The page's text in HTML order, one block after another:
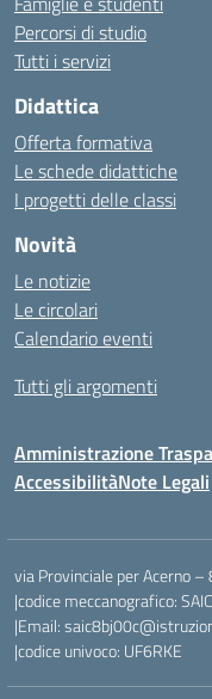
Percorsi di studio
Tutti i servizi
Didattica
Offerta formativa
Le schede didattiche
I progetti delle classi
Novità
Le notizie
Le circolari
Calendario eventi
Tutti gli argomenti
Amministrazione
AccessibilitàNote Legali
via Provinciale per Acerno
|codice meccanografico:
|Email:
|codice univoco: UF6RKE